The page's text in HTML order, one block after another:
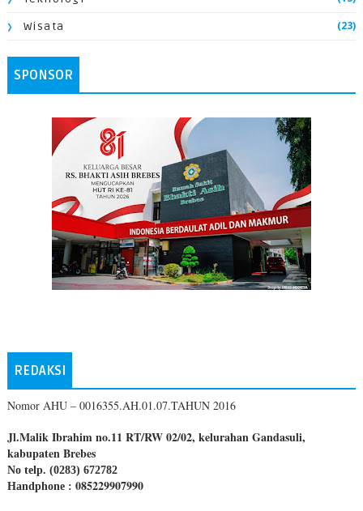
Wisata (23)
SPONSOR
REDAKSI
Nomor AHU – 0016355.AH.01.07.TAHUN 2016
Jl.Malik Ibrahim no.11 RT/RW 02/02, kelurahan Gandasuli,
kabupaten Brebes
No telp. (0283) 672782
Handphone : 085229907990